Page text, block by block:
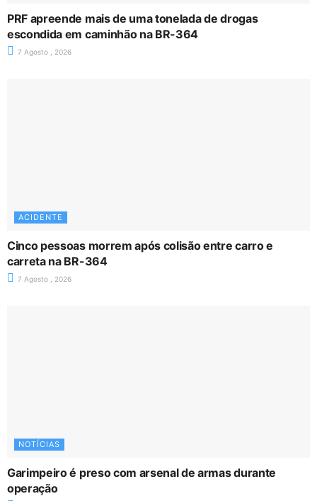
PRF apreende mais de uma tonelada de drogas
escondida em caminhão na BR-364
7 Agosto , 2026
ACIDENTE
Cinco pessoas morrem após colisão entre carro e
carreta na BR-364
7 Agosto , 2026
NOTÍCIAS
Garimpeiro é preso com arsenal de armas durante
operação